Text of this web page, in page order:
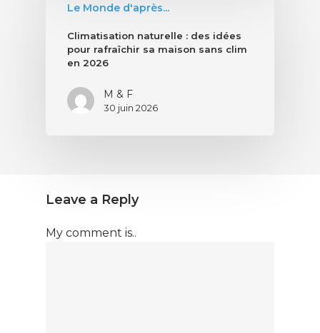
Le Monde d'après...
Climatisation naturelle : des idées
pour rafraîchir sa maison sans clim
en 2026
M & F
30 juin 2026
Leave a Reply
My comment is..